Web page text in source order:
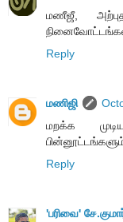
மணீஜீ,
Reply
மணிஜி
மறக்க
Reply
'பரிவை'